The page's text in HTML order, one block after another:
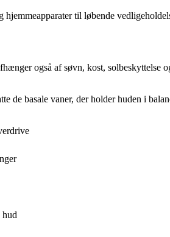
til løbende
også af søvn, kost,
de basale vaner, der holder huden i